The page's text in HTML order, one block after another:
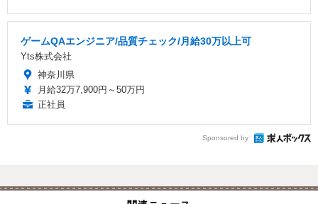
ゲームQAエンジニア/品質チェック/月給30万以上可
Yts株式会社
神奈川県
月給32万7,900円～50万円
正社員
Sponsored by